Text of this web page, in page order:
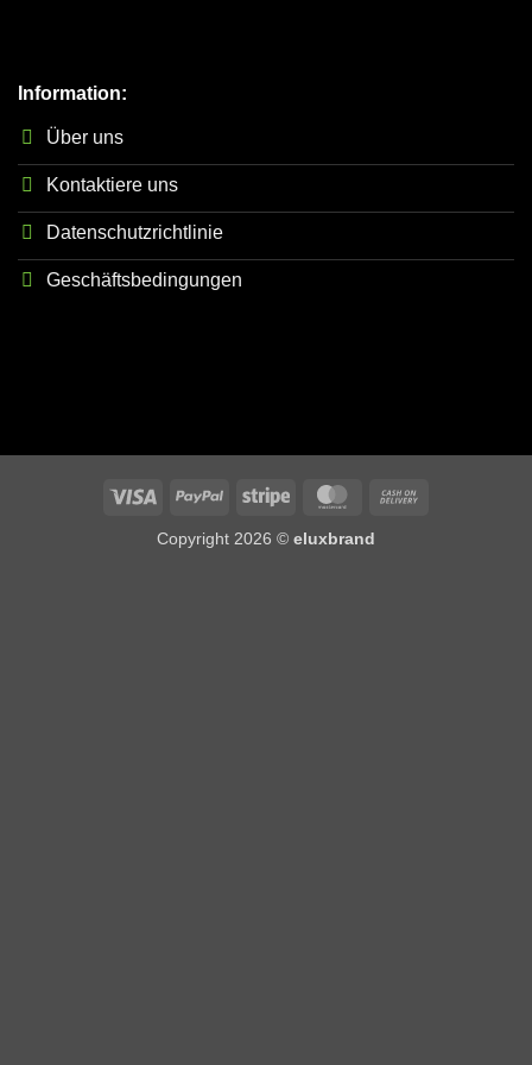
Information:
Über uns
Kontaktiere uns
Datenschutzrichtlinie
Geschäftsbedingungen
Visa PayPal Stripe MasterCard
Copyright 2026 © eluxbrand